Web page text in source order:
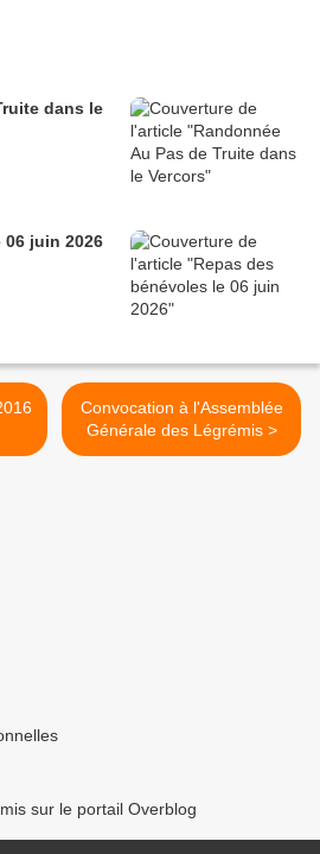
dans le
06 juin 2026
Convocation à l'Assemblée
Générale des Légrémis >
sur le portail Overblog